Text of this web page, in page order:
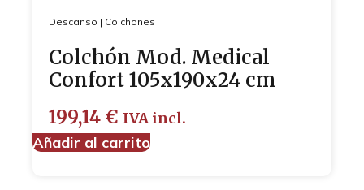
Descanso | Colchones
Colchón Mod. Medical
Confort 105x190x24 cm
199,14 € IVA incl.
Añadir al carrito